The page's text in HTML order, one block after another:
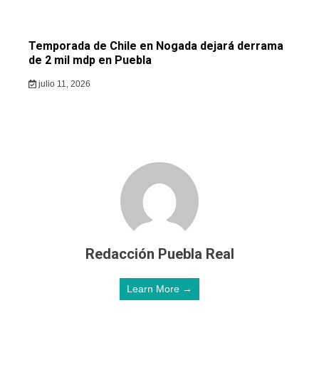
Temporada de Chile en Nogada dejará derrama
de 2 mil mdp en Puebla
julio 11, 2026
Redacción Puebla Real
Learn More →